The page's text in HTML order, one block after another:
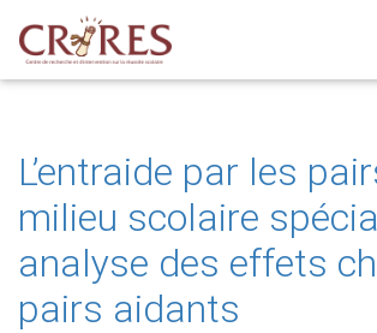
L’entraide par les
milieu scolaire
analyse des effets
pairs aidants